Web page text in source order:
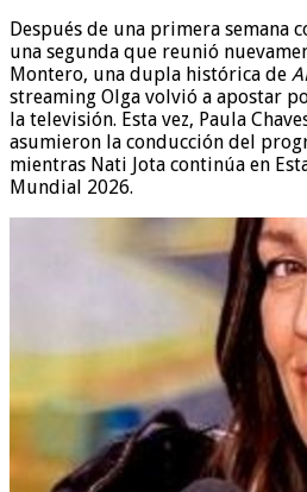
Después de una primera semana
una segunda que reunió
Montero, una dupla histórica de
streaming Olga volvió a apostar
la televisión. Esta vez, Paula
asumieron la conducción del
mientras Nati Jota continúa en
Mundial 2026.